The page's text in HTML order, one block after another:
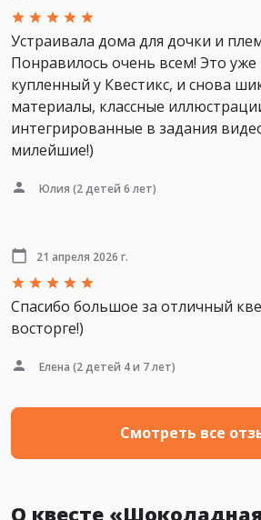
Устраивала дома для дочки и
Понравилось очень всем! Это
купленный у Квестикс, и снова
материалы, классные
интегрированные в задания
милейшие!)
Юлия (2 детей 6 лет)
21 апреля 2026 г.
Спасибо большое за отличный
восторге!)
Елена (2 детей 4 и 7 лет)
Смотреть все
О квесте